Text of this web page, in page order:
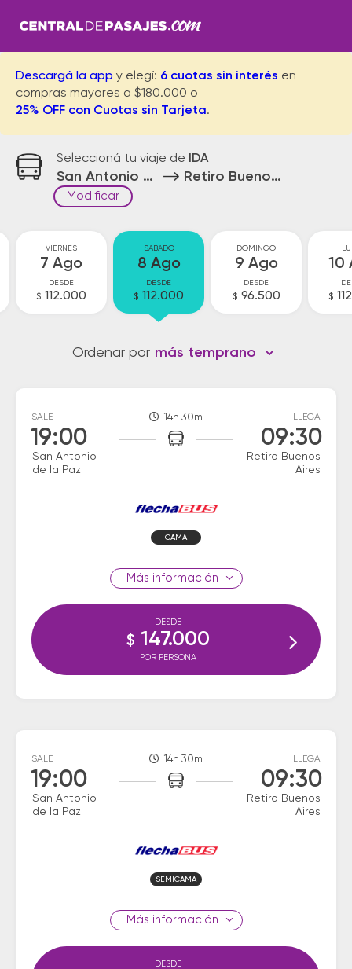
Descargá la app y elegí: 6 cuotas sin interés en
compras mayores a $180.000 o
25% OFF con Cuotas sin Tarjeta.
Seleccioná tu viaje de IDA
San Antonio de la Paz Retiro Buenos Aires
Modificar
VIERNES
7 Ago
DESDE
$ 112.000
SABADO
8 Ago
DESDE
$ 112.000
DOMINGO
9 Ago
DESDE
$ 96.500
10
$
Ordenar por más temprano
SALE
19:00
San Antonio
de la Paz
14h 30m LLEGA
09:30
Retiro Buenos
Aires
CAMA
información
DESDE
$ 147.000
POR PERSONA
SALE
19:00
San Antonio
de la Paz
14h 30m LLEGA
09:30
Retiro Buenos
Aires
SEMICAMA
información
DESDE